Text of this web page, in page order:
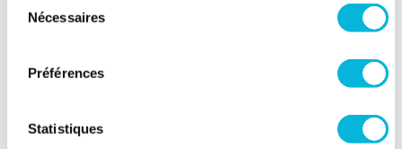
Nécessaires
Préférences
Statistiques
Vendredi
Matin
Samedi